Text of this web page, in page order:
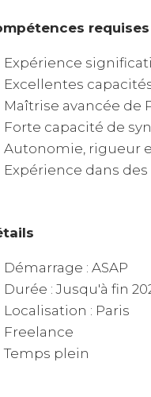
requises
Expérience
Excellentes
Maîtrise avancée de
Forte capacité de
Autonomie, rigueur
Expérience dans
Démarrage : ASAP
Durée : Jusqu'à fin
Localisation : Paris
Freelance
Temps plein